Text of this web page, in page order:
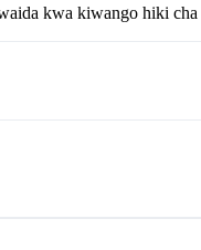
kwa kiwango hiki